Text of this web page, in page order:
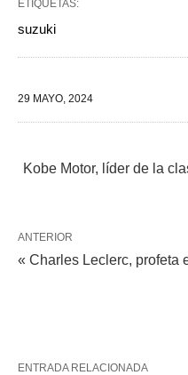
ETIQUETAS:
suzuki
29 MAYO, 2024
Kobe Motor, líder de la
ANTERIOR
« Charles Leclerc, profeta
ENTRADA RELACIONADA